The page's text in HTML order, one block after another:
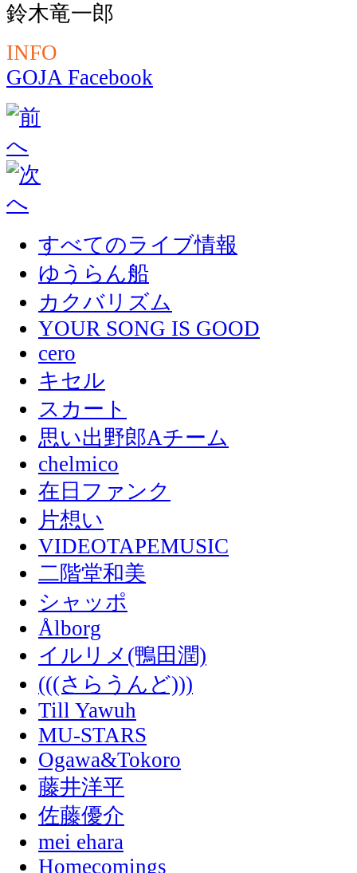
鈴木竜一郎
INFO
GOJA Facebook
すべてのライブ情報
ゆうらん船
カクバリズム
YOUR SONG IS GOOD
cero
キセル
スカート
思い出野郎Aチーム
chelmico
在日ファンク
片想い
VIDEOTAPEMUSIC
二階堂和美
シャッポ
Ålborg
イルリメ(鴨田潤)
(((さらうんど)))
Till Yawuh
MU-STARS
Ogawa&Tokoro
藤井洋平
佐藤優介
mei ehara
Homecomings